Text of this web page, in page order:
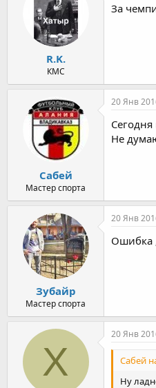
R.K.
КМС
За
Сабей
Мастер спорта
20 Янв
Не
Зубайр
Мастер спорта
20 Янв
Ошибка
Х
20 Янв
Сабей
Ну